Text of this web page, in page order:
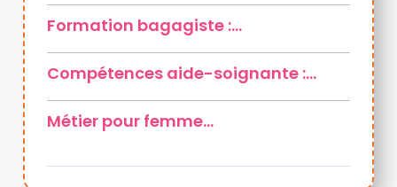
Formation bagagiste :…
Compétences aide-soignante :…
Métier pour femme…